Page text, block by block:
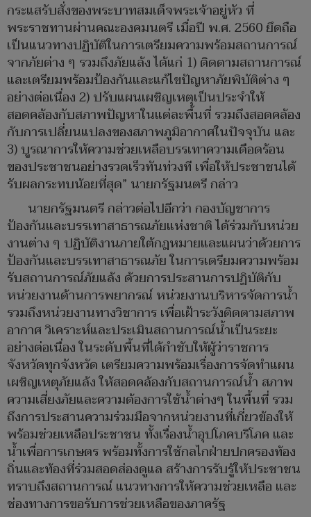
กระแสรับสั่งของพระบาทสมเด็จพระเจ้าอยู่หัว ที่
พระราชทานผ่านคณะองคมนตรี เมื่อปี พ.ศ. 2560 ยึดถือ
เป็นแนวทางปฏิบัติในการเตรียมความพร้อมสถานการณ์
จากภัยต่าง ๆ รวมถึงภัยแล้ง ได้แก่ 1) ติดตามสถานการณ์
และเตรียมพร้อมป้องกันและแก้ไขปัญหาภัยพิบัติต่าง ๆ
อย่างต่อเนื่อง 2) ปรับแผนเผชิญเหตุเป็นประจำให้
สอดคล้องกับสภาพปัญหาในแต่ละพื้นที่ รวมถึงสอดคล้อง
กับการเปลี่ยนแปลงของสภาพภูมิอากาศในปัจจุบัน และ
3) บูรณาการให้ความช่วยเหลือบรรเทาความเดือดร้อน
ของประชาชนอย่างรวดเร็วทันท่วงที เพื่อให้ประชาชนได้
รับผลกระทบน้อยที่สุด” นายกรัฐมนตรี กล่าว
นายกรัฐมนตรี กล่าวต่อไปอีกว่า กองบัญชาการ
ป้องกันและบรรเทาสาธารณภัยแห่งชาติ ได้ร่วมกับหน่วย
งานต่าง ๆ ปฏิบัติงานภายใต้กฎหมายและแผนว่าด้วยการ
ป้องกันและบรรเทาสาธารณภัย ในการเตรียมความพร้อม
รับสถานการณ์ภัยแล้ง ด้วยการประสานการปฏิบัติกับ
หน่วยงานด้านการพยากรณ์ หน่วยงานบริหารจัดการน้ำ
รวมถึงหน่วยงานทางวิชาการ เพื่อเฝ้าระวังติดตามสภาพ
อากาศ วิเคราะห์และประเมินสถานการณ์น้ำเป็นระยะ
อย่างต่อเนื่อง ในระดับพื้นที่ได้กำชับให้ผู้ว่าราชการ
จังหวัดทุกจังหวัด เตรียมความพร้อมเรื่องการจัดทำแผน
เผชิญเหตุภัยแล้ง ให้สอดคล้องกับสถานการณ์น้ำ สภาพ
ความเสี่ยงภัยและความต้องการใช้น้ำต่างๆ ในพื้นที่ รวม
ถึงการประสานความร่วมมือจากหน่วยงานที่เกี่ยวข้องให้
พร้อมช่วยเหลือประชาชน ทั้งเรื่องน้ำอุปโภคบริโภค และ
น้ำเพื่อการเกษตร พร้อมทั้งการใช้กลไกฝ่ายปกครองท้อง
ถิ่นและท้องที่ร่วมสอดส่องดูแล สร้างการรับรู้ให้ประชาชน
ทราบถึงสถานการณ์ แนวทางการให้ความช่วยเหลือ และ
ช่องทางการขอรับการช่วยเหลือของภาครัฐ